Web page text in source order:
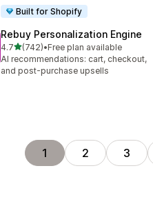
Built for Shopify
Rebuy Personalization Engine
4.7별 5개 중
(742)
총 리뷰 742개
•Free plan available
AI recommendations: cart, checkout,
and post-purchase upsells
1 2 3